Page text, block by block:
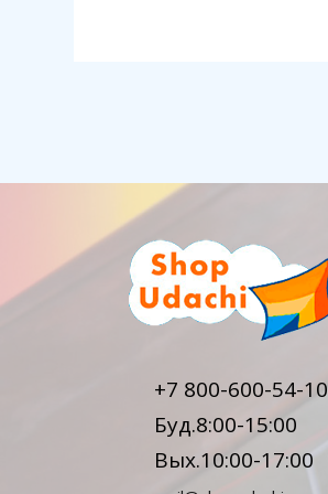
+7 800-600-54-10
Буд.8:00-15:00
Вых.10:00-17:00